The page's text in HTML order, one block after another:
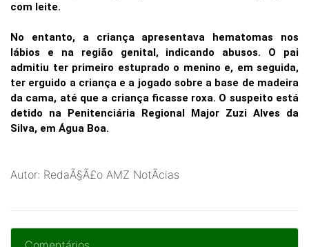
com leite.
No entanto, a criança apresentava hematomas nos
lábios e na região genital, indicando abusos. O pai
admitiu ter primeiro estuprado o menino e, em seguida,
ter erguido a criança e a jogado sobre a base de madeira
da cama, até que a criança ficasse roxa. O suspeito está
detido na Penitenciária Regional Major Zuzi Alves da
Silva, em Água Boa.
Autor: RedaÃ§Ã£o AMZ NotÃ­cias